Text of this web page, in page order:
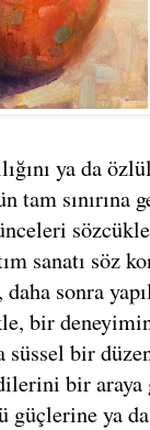
ya da
tam sınırına
sanatı söz
sonra
bir
süssel bir
bir araya
güçlerine ya